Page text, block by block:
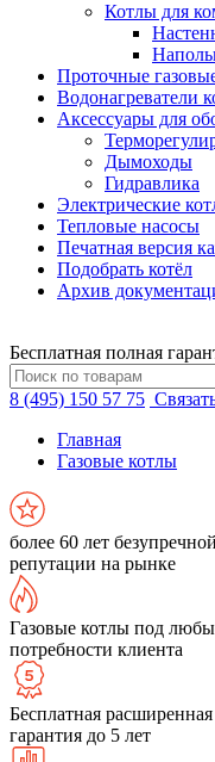
Котлы для
Проточные
Водонагреватели
Аксессуары для
Дымоходы
Гидравлика
Электрические
Тепловые насосы
Печатная версия
Подобрать котёл
Архив
Бесплатная полная
8 (495) 150 57 75
Главная
Газовые котлы
более 60 лет безупречной
репутации на рынке
Газовые котлы под
потребности клиента
Бесплатная расширенная
гарантия до 5 лет